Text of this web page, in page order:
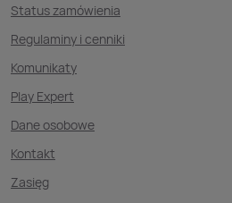
Status zamówienia
Regulaminy i cenniki
Komunikaty
Play Expert
Dane osobowe
Kontakt
Zasięg